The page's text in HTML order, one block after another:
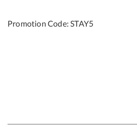
Promotion Code: STAY5